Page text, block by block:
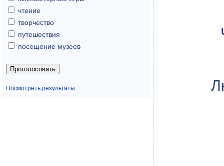
чтение
творчество
путешествия
посещение музеев
Посмотреть результаты